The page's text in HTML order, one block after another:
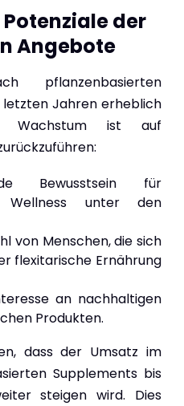
der
Angebote
pflanzenbasierten
Jahren erheblich
Wachstum ist auf
Bewusstsein für
Wellness unter den
von Menschen, die sich
flexitarische Ernährung
an nachhaltigen
Produkten.
dass der Umsatz im
Supplements bis
steigen wird. Dies